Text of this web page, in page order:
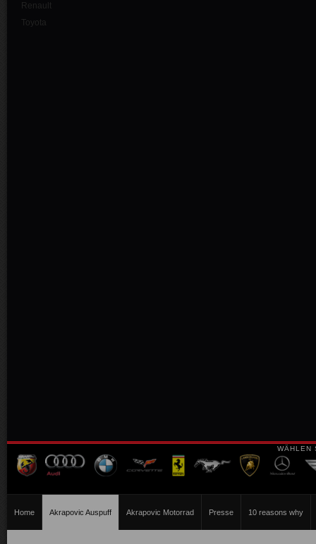
WÄHLEN
Home Akrapovic Auspuff Akrapovic Motorrad Presse 10 reasons why
Renault
Toyota